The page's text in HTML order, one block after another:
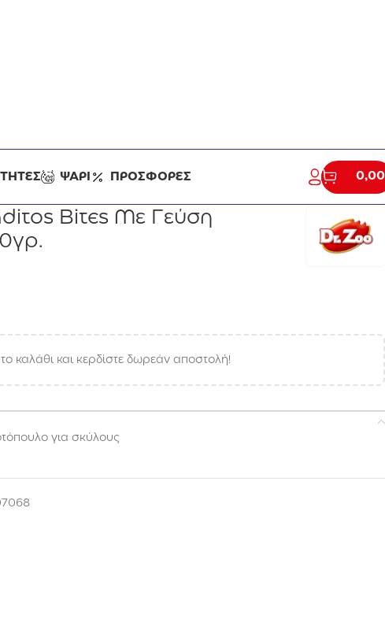
ΨΑΡΙ ΠΡΟΣΦΟΡΕΣ 0,00
Bites Με Γεύση
καλάθι και κερδίστε δωρεάν αποστολή!
για σκύλους